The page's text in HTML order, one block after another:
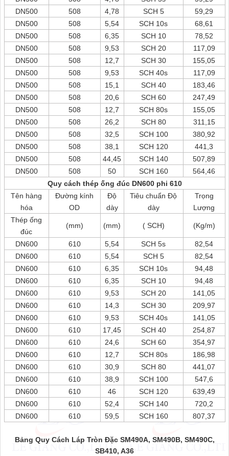
DN500
508 4,78 SCH 5
59,29
DN500
508 5,54 SCH 10s
68,61
DN500
508 6,35 SCH 10
78,52
DN500
508 9,53 SCH 20
117,09
DN500
508 12,7 SCH 30
155,05
DN500
508 9,53 SCH 40s
117,09
DN500
508 15,1 SCH 40
183,46
DN500
508 20,6 SCH 60
247,49
DN500
508 12,7 SCH 80s
155,05
DN500
508 26,2 SCH 80
311,15
DN500
508 32,5 SCH 100
380,92
DN500
508 38,1 SCH 120
441,3
DN500
508 44,45 SCH 140
507,89
DN500
508 50 SCH 160
564,46
Quy cách thép ống đúc DN600 phi 610
Tên hàng
hóa
Đường kính
OD
Độ
dày
Tiêu chuẩn Độ
dày
Trọng
Lượng
Thép ống
đúc
(mm) (mm) ( SCH) (Kg/m)
DN600 610 5,54 SCH 5s
82,54
DN600
610 5,54 SCH 5
82,54
DN600
610 6,35 SCH 10s
94,48
DN600
610 6,35 SCH 10
94,48
DN600
610 9,53 SCH 20
141,05
DN600
610 14,3 SCH 30
209,97
DN600
610 9,53 SCH 40s
141,05
DN600
610 17,45 SCH 40
254,87
DN600
610 24,6 SCH 60
354,97
DN600
610 12,7 SCH 80s
186,98
DN600
610 30,9 SCH 80
441,07
DN600
610 38,9 SCH 100
547,6
DN600
610 46 SCH 120
639,49
DN600
610 52,4 SCH 140
720,2
DN600
610 59,5 SCH 160 807,37
Bảng Quy Cách Láp Tròn Đặc SM490A, SM490B, SM490C,
SB410, A36